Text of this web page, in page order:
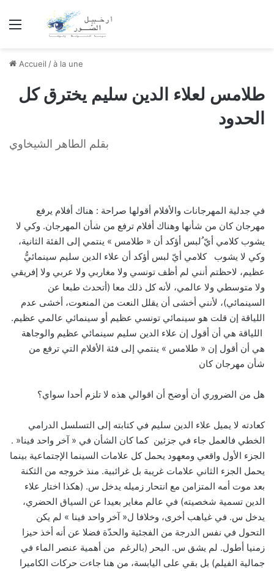
Menu
Accueil /à la une
طلامس لعلاء الدين سليم يخترق كل
الحدود
بقلم الطاهر الشيخاوي
في جدلية المهرجانات والأفلام أقولها صراحة : هناك أفلام يرفع
مهرجان كان من شأنها وهناك أفلام ترفع من شأن المهرجان. وكي لا
يشوب كلامي أيّ ُلبس أؤكد أن « طلامس » ينتمي إلى الفئة الثانية،
وكي لا يشوب كلامي أيّ لبس أؤكد أن علاء الدين سليم سينمائيُّ
عظيم، لاحظتم أنني لم أظف تونسي ولا مغاربي ولا عربي ولا إفريقي
ولا متوسطي ولا عالمي، لأنه كل ذلك معا (أتحدث طبعا عن
السينمائي)، لأنني أخشى أن يقلل النعت من المنعوت، أخشى عدم
اللياقة إن قلت هو سينمائي تونسي عظيم أو سينمائي عالمي عظيم.
اللياقة هي أن أقول إن علاء الدين سليم سينمائي عظيم والوجاهة
هي أن أقول إن « طلامس » ينتمي إلى فئة الأفلام التي ترفع من
شأن مهرجان كان
هل من الضروري أن أوضح أن اقوالي هذه لا تلزم أحدا سواي؟
كعادته لا يميل علاء الدين سليم في كتابته إلى التسلسل الدرامي
الخطي فالعمل جاء في جزئين كما كان الشأن في «آخر واحد فينا« .
الجزء الأول واقعي ومعهود يحمل كل علامات السينما الإجتماعية بينما
يحمل الجزء الثاني علامات غريبة بل غرائبية. منذ خروجه من الثكنة
بعد موت أمه المتزامن مع انتحار زميله يدخل س. (هكذا اختار علاء
الدين تسمية شخصيته) في عالم مغاير بعيدا عن السياق الحضري،
يدخل س. في غياهب أخرى، وخلافا ل«آخر واحد فينا » لم يكن
التحول في نفس الدرجة من الفجئية والحدّة فضلا عن أنه أخذ حيزا
زمنيا أطول. لم يشق س. البحر (بالرغم من أهمية عنصر الماء في
جمالية الفيلم) بل بقي على اليابسة، من هنا جاءت حركات الكاميرا